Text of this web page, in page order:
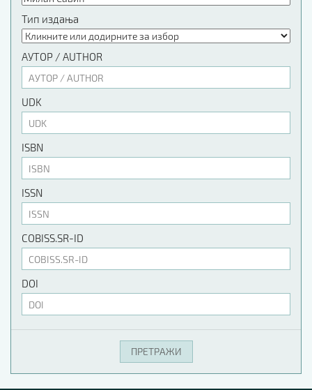
Тип издања
АУТОР / AUTHOR
UDK
ISBN
ISSN
COBISS.SR-ID
DOI